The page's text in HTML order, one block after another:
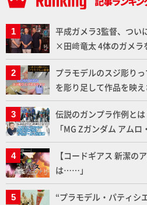
平成ガメラ3監督、つ
×田﨑竜太 4体のガメラ
メラ永久保存化プロジ
プラモデルのスジ彫り
を彫り足して作品を映
いプラモデルの基礎：
伝説のガンプラ作例と
「MG Zガンダム アム
ふたたび塗る!!【試し読
【コードギアス 新潔の
は……」
“プラモデル・パティシ